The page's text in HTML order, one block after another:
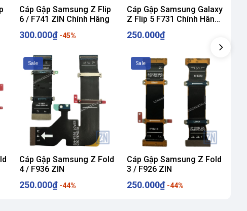
Cáp Gập Samsung Z Flip
6 / F741 ZIN Chính Hãng
300.000₫ -45%
Cáp Gập Samsung Galaxy
Z Flip 5 F731 Chính Hãng
| ZIN 100%
250.000₫
Sale
Cáp Gập Samsung Z Fold
4 / F936 ZIN
250.000₫ -44%
Sale
Cáp Gập Samsung Z Fold
3 / F926 ZIN
250.000₫ -44%